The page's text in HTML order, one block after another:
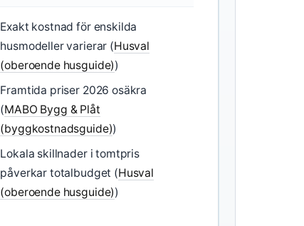
Exakt kostnad för enskilda
husmodeller varierar (Husval
(oberoende husguide))
Framtida priser 2026 osäkra
(MABO Bygg & Plåt
(byggkostnadsguide))
Lokala skillnader i tomtpris
påverkar totalbudget (Husval
(oberoende husguide))